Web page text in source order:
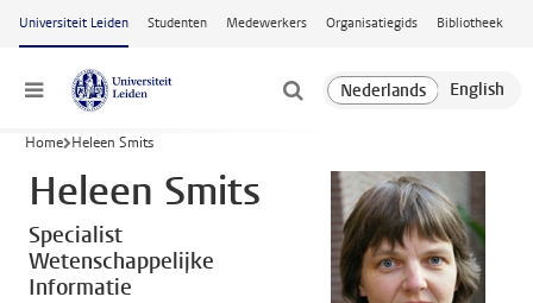
Ga naar hoofdinhoud
Universiteit Leiden Studenten Medewerkers Organisatiegids Bibliotheek
Menu
Home Heleen Smits
Heleen Smits
Specialist
Wetenschappelijke
Informatie